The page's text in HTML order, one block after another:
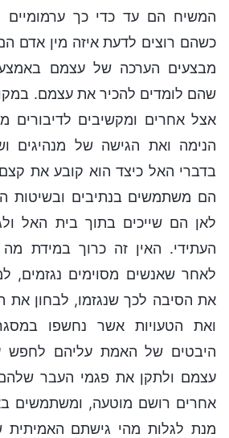
המשיח הם עד כדי כך ערמומיים
כשהם רוצים לדעת איזה מין אדם
מבצעים הערכה של עצמם
שהם לומדים להכיר את עצמם.
אצל אחרים ומקשיבים לדיבורים
הנימה ואת הגישה של מנהיגים
בדברי האל כיצד הוא קובע את
הם משתמשים בנתיבים ובשיטות
לאן הם שייכים בתוך בית האל
העתידי. האין זה כרוך במידת
לאחר שאנשים מסוימים נגזמים,
את הסיבה לכך שנגזמו, לבחון את
ואת הטעויות אשר נחשפו
היבטים של האמת עליהם לחפש
עצמם ולתקן את פגמי העבר
אחרים רושם מוטעה, ומשתמשים
מנת לגלות מהי גישתם האמיתית